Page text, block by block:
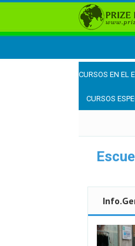
CURSOS EN EL
CURSOS